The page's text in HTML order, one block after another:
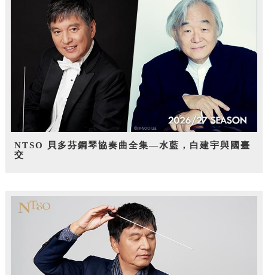
NTSO 貝多芬鋼琴協奏曲全集—水藍，白建宇與國臺
交